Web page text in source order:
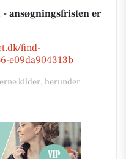
- ansøgningsfristen er
find-
e09da904313b
kilder, herunder